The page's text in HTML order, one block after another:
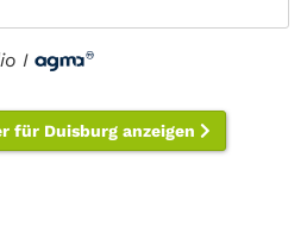
I
für Duisburg anzeigen